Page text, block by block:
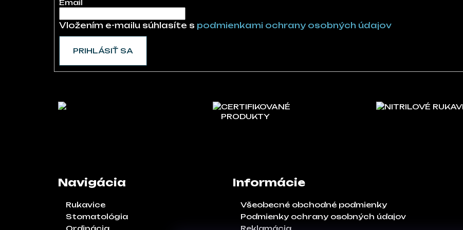
Email
Vložením e-mailu súhlasíte s podmienkami ochrany osobných údajov
PRIHLÁSIŤ SA
CERTIFIKOVANÉ
PRODUKTY
NITRILOVÉ
Navigácia
Rukavice
Stomatológia
Ordinácia
Informácie
Všeobecné obchodné podmienky
Podmienky ochrany osobných údajov
Reklamácia